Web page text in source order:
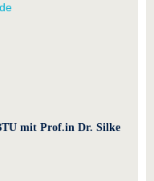
mit Prof.in Dr. Silke